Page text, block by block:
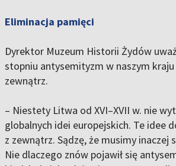
Eliminacja pamięci
Dyrektor Muzeum Historii Żydów
stopniu antysemityzm w naszym
zewnątrz.
– Niestety Litwa od XVI–XVII w. nie
globalnych idei europejskich. Te idee
z zewnątrz. Sądzę, że musimy inaczej
Nie dlaczego znów pojawił się